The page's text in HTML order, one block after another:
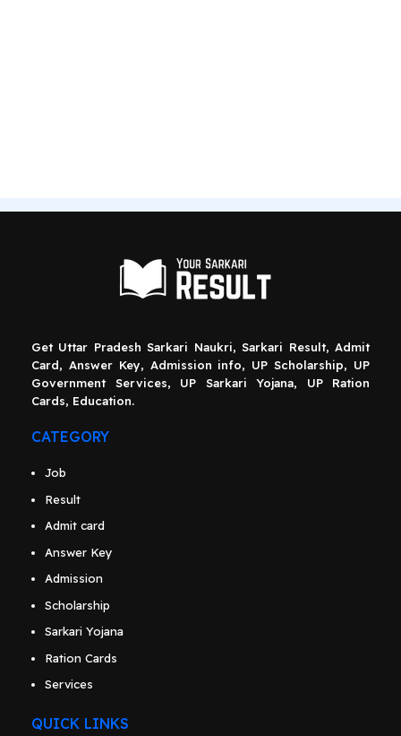
Get Uttar Pradesh Sarkari Naukri, Sarkari Result, Admit
Card, Answer Key, Admission info, UP Scholarship, UP
Government Services, UP Sarkari Yojana, UP Ration
Cards, Education.
CATEGORY
Job
Result
Admit card
Answer Key
Admission
Scholarship
Sarkari Yojana
Ration Cards
Services
QUICK LINKS